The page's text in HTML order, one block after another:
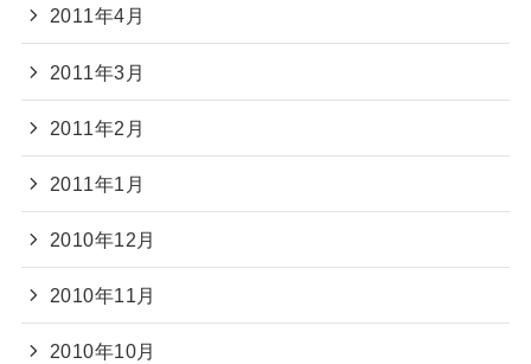
2011年4月
2011年3月
2011年2月
2011年1月
2010年12月
2010年11月
2010年10月